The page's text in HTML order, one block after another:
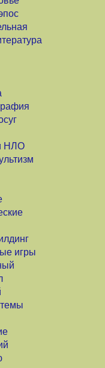
НЛО
игры